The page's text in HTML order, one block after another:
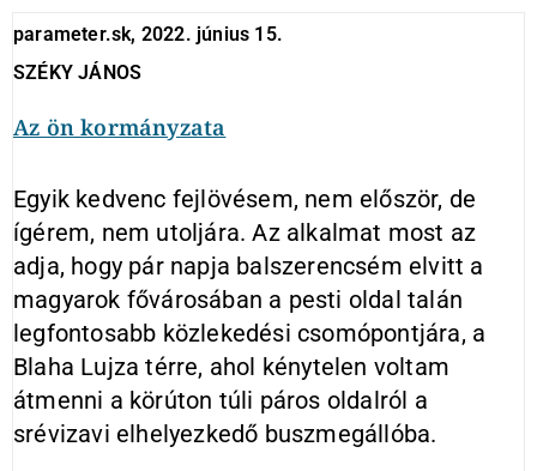
parameter.sk, 2022. június 15.
SZÉKY JÁNOS
Az ön kormányzata
Egyik kedvenc fejlövésem, nem először, de
ígérem, nem utoljára. Az alkalmat most az
adja, hogy pár napja balszerencsém elvitt a
magyarok fővárosában a pesti oldal talán
legfontosabb közlekedési csomópontjára, a
Blaha Lujza térre, ahol kénytelen voltam
átmenni a körúton túli páros oldalról a
srévizavi elhelyezkedő buszmegállóba.